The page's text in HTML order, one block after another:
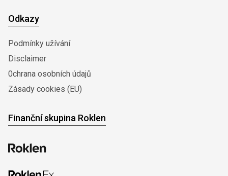
Odkazy
Podmínky užívání
Disclaimer
0chrana osobních údajů
Zásady cookies (EU)
Finanční skupina Roklen